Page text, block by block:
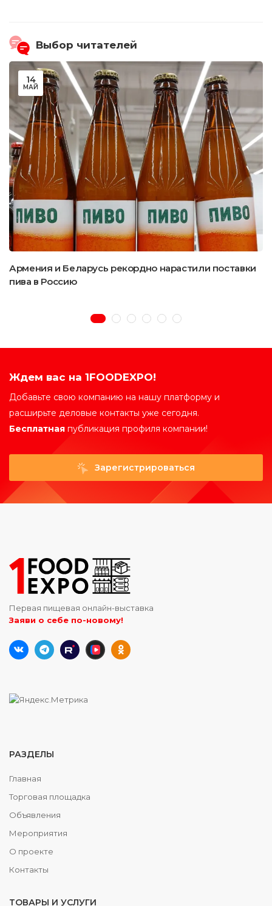
Выбор читателей
14
МАЙ
Армения и Беларусь рекордно нарастили поставки
пива в Россию
Ждем вас на 1FOODEXPO!
Добавьте свою компанию на нашу платформу и
расширьте деловые контакты уже сегодня.
Бесплатная публикация профиля компании!
Зарегистрироваться
Первая пищевая онлайн-выставка
Заяви о себе по-новому!
РАЗДЕЛЫ
Главная
Торговая площадка
Объявления
Мероприятия
О проекте
Контакты
ТОВАРЫ И УСЛУГИ